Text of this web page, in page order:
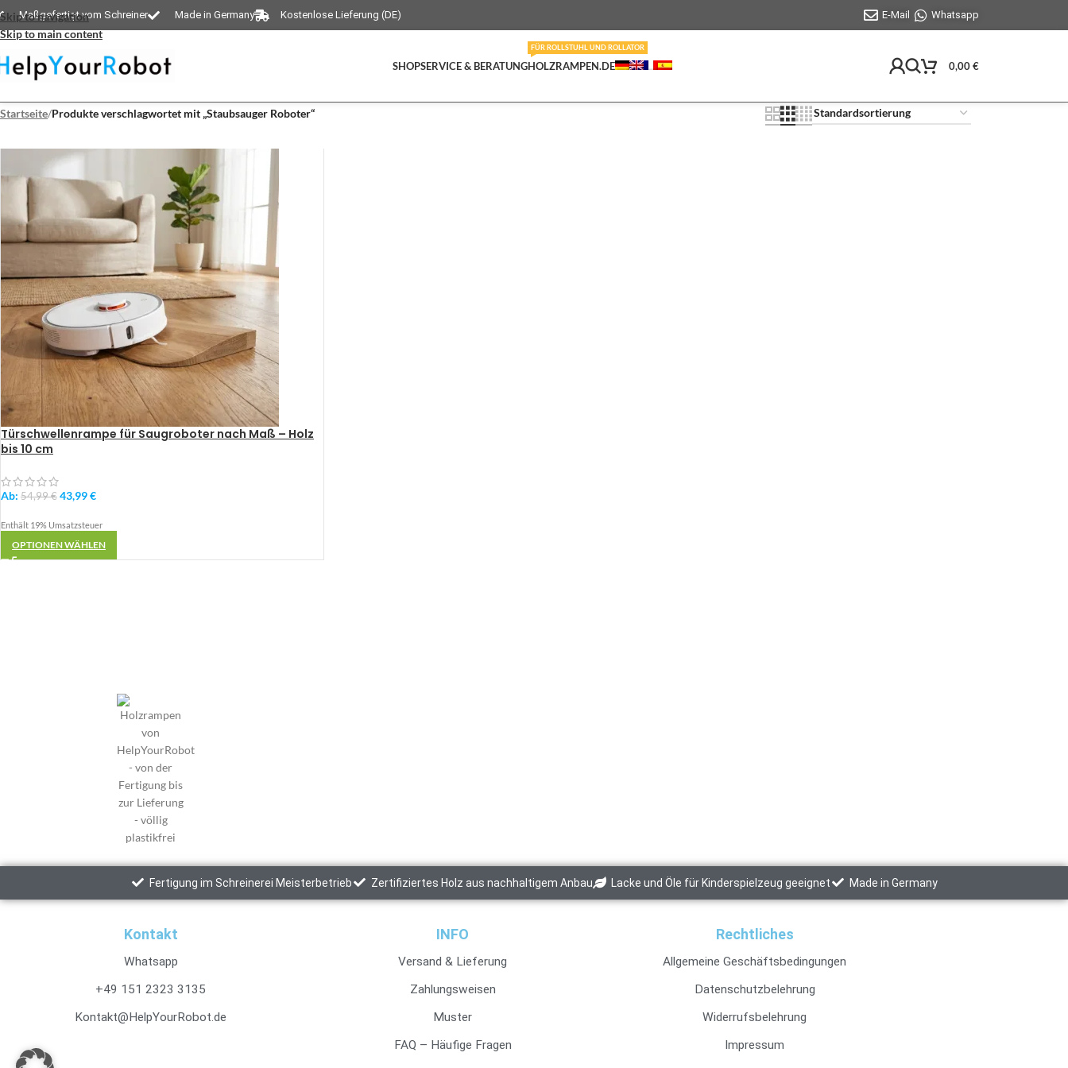
Skip to navigation
Skip to main content
Maßgefertigt vom Schreiner Made in Germany Kostenlose Lieferung (DE) E-Mail Whatsapp
SHOPSERVICE & BERATUNGHOLZRAMPEN.DE
FÜR ROLLSTUHL UND ROLLATOR
0,00€
Startseite/Produkte verschlagwortet mit „Staubsauger Roboter“
Türschwellenrampe für Saugroboter nach Maß – Holz
bis 10 cm
Ab: 54,99€ 43,99€
Enthält 19% Umsatzsteuer
OPTIONEN WÄHLEN
Fertigung im Schreinerei Meisterbetrieb Zertifiziertes Holz aus nachhaltigem Anbau Lacke und Öle für Kinderspielzeug geeignet Made in Germany
Kontakt
Whatsapp
+49 151 2323 3135
Kontakt@HelpYourRobot.de
INFO
Versand & Lieferung
Zahlungsweisen
Muster
FAQ – Häufige Fragen
Rechtliches
Allgemeine Geschäftsbedingungen
Datenschutzbelehrung
Widerrufsbelehrung
Impressum